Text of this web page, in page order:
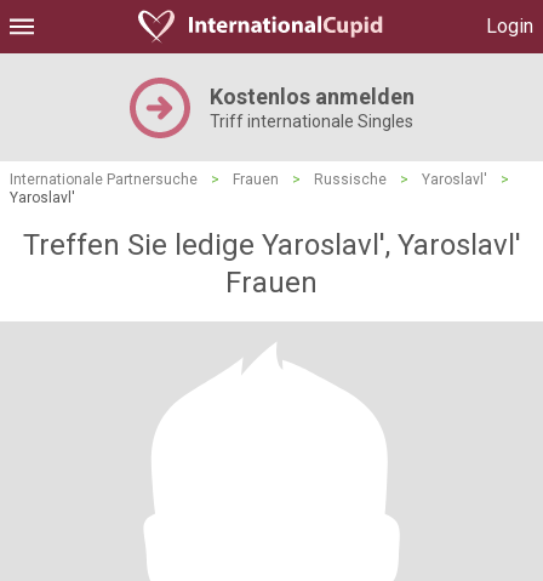
Login
Kostenlos anmelden
Triff internationale Singles
Internationale Partnersuche > Frauen > Russische > Yaroslavl'
>
Yaroslavl'
Treffen Sie ledige Yaroslavl', Yaroslavl'
Frauen